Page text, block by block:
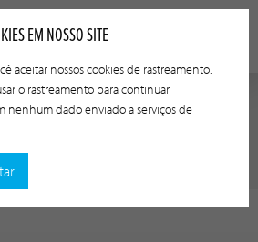
EM NOSSO SITE
aceitar nossos cookies de rastreamento.
o rastreamento para continuar
nenhum dado enviado a serviços de